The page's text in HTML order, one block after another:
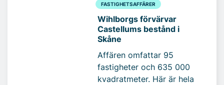
FASTIGHETSAFFÄRER
Wihlborgs förvärvar
Castellums bestånd i
Skåne
Affären omfattar 95
fastigheter och 635 000
kvadratmeter. Här är hela